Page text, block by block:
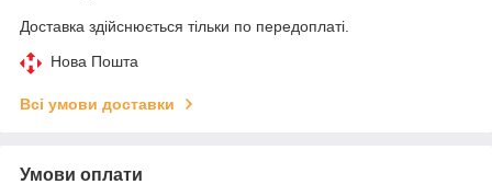
Доставка здійснюється тільки по передоплаті.
Нова Пошта
Всі умови доставки
Умови оплати